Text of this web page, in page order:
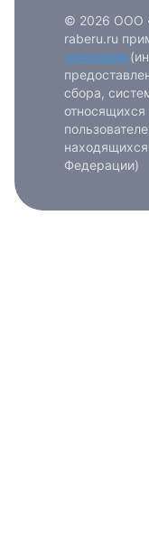
© 2026 ООО
raberu.ru
технологии
сбора,
Федерации)